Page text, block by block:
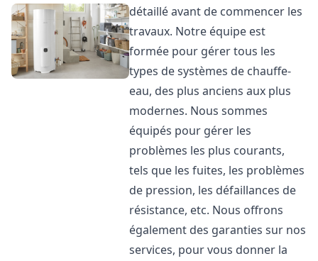
détaillé avant de commencer les
travaux. Notre équipe est
formée pour gérer tous les
types de systèmes de chauffe-
eau, des plus anciens aux plus
modernes. Nous sommes
équipés pour gérer les
problèmes les plus courants,
tels que les fuites, les problèmes
de pression, les défaillances de
résistance, etc. Nous offrons
également des garanties sur nos
services, pour vous donner la